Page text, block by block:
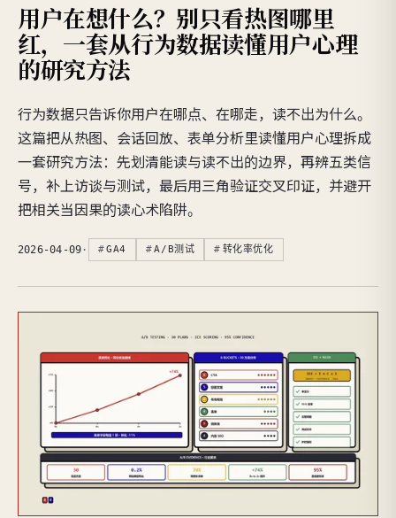
用户在想什么？别只看热图哪里
红，一套从行为数据读懂用户心理
的研究方法
行为数据只告诉你用户在哪点、在哪走，读不出为什么。
这篇把从热图、会话回放、表单分析里读懂用户心理拆成
一套研究方法：先划清能读与读不出的边界，再辨五类信
号，补上访谈与测试，最后用三角验证交叉印证，并避开
把相关当因果的读心术陷阱。
2026-04-09 · GA4 A/B测试 转化率优化